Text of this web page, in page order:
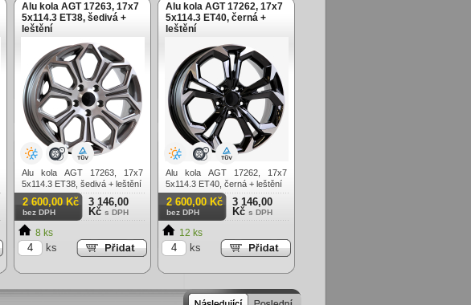
Alu kola AGT 17263, 17x7
5x114.3 ET38, šedivá +
leštění
Alu kola AGT 17263, 17x7
5x114.3 ET38, šedivá + leštění
2 600,00 Kč
bez DPH
3 146,00
Kč s DPH
8 ks
ks
Alu kola AGT 17262, 17x7
5x114.3 ET40, černá +
leštění
Alu kola AGT 17262, 17x7
5x114.3 ET40, černá + leštění
2 600,00 Kč
bez DPH
3 146,00
Kč s DPH
12 ks
ks